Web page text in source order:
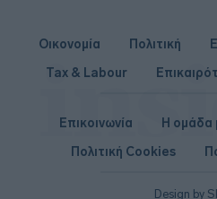
Οικονομία Πολιτική
Tax & Labour
Design by
Επικοινωνία Η ομάδα
Πολιτική Cookies